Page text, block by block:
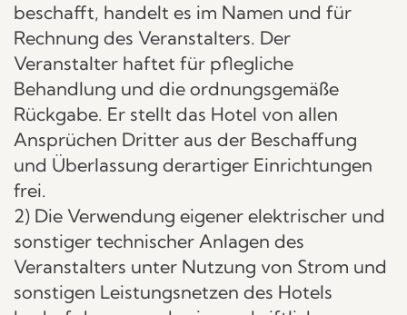
beschafft, handelt es im Namen und für
Rechnung des Veranstalters. Der
Veranstalter haftet für pflegliche
Behandlung und die ordnungsgemäße
Rückgabe. Er stellt das Hotel von allen
Ansprüchen Dritter aus der Beschaffung
und Überlassung derartiger Einrichtungen
frei.
2) Die Verwendung eigener elektrischer und
sonstiger technischer Anlagen des
Veranstalters unter Nutzung von Strom und
sonstigen Leistungsnetzen des Hotels